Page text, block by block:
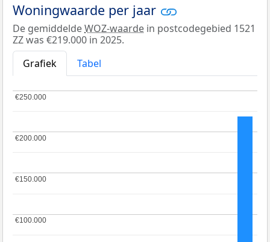
Woningwaarde per jaar
De gemiddeldeWOZ-waarde in postcodegebied 1521
ZZ was €219.000 in 2025.
Grafiek
Tabel
€100.000
€100.000
€150.000
€150.000
€200.000
€200.000
€250.000
€250.000